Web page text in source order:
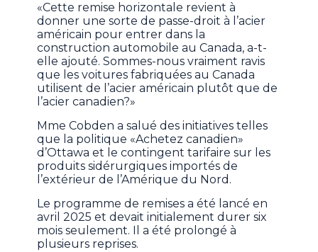
«Cette remise horizontale revient à
donner une sorte de passe-droit à l’acier
américain pour entrer dans la
construction automobile au Canada, a-t-
elle ajouté. Sommes-nous vraiment ravis
que les voitures fabriquées au Canada
utilisent de l’acier américain plutôt que de
l’acier canadien?»
Mme Cobden a salué des initiatives telles
que la politique «Achetez canadien»
d’Ottawa et le contingent tarifaire sur les
produits sidérurgiques importés de
l’extérieur de l’Amérique du Nord.
Le programme de remises a été lancé en
avril 2025 et devait initialement durer six
mois seulement. Il a été prolongé à
plusieurs reprises.